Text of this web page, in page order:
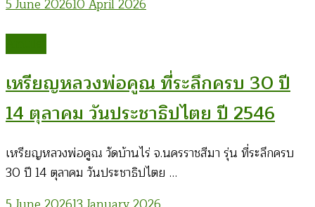
5 June 202610 April 2026
เหรียญหลวงพ่อคูณ ที่ระลึกครบ 30 ปี
14 ตุลาคม วันประชาธิปไตย ปี 2546
เหรียญหลวงพ่อคูณ วัดบ้านไร่ จ.นครราชสีมา รุ่น ที่ระลึกครบ
30 ปี 14 ตุลาคม วันประชาธิปไตย …